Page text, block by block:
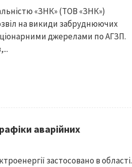
«ЗНК» (ТОВ «ЗНК»)
на викиди забруднюючих
джерелами по АГЗП.
аварійних
застосовано в області.